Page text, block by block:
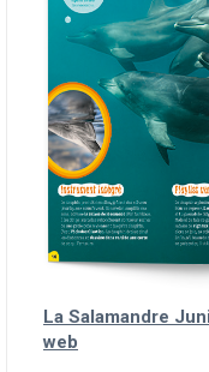
La Salamandre
web